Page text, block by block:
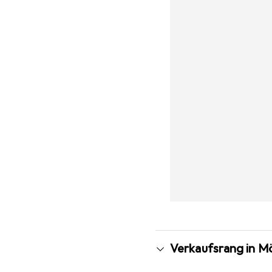
Verkaufsrang in